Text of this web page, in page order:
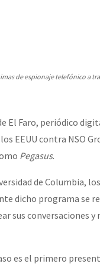
Galindo y el alto a la
a justiça e a dignidade
de espionaje telefónico a
El Faro, periódico
EEUU contra NSO
Pegasus.
de Columbia,
dicho programa se
sus conversaciones
es el primero